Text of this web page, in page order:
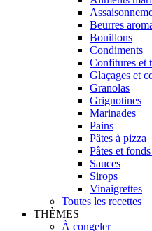
Beurres
Bouillons
Condiments
Confitures et
Glaçages et
Granolas
Grignotines
Marinades
Pains
Pâtes à pizza
Pâtes et
Sauces
Sirops
Vinaigrettes
Toutes les recettes
THÈMES
À congeler